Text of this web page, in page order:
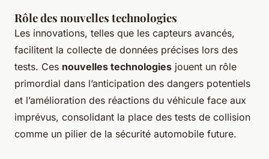
Rôle des nouvelles technologies
Les innovations, telles que les capteurs avancés,
facilitent la collecte de données précises lors des
tests. Ces nouvelles technologies jouent un rôle
primordial dans l’anticipation des dangers potentiels
et l’amélioration des réactions du véhicule face aux
imprévus, consolidant la place des tests de collision
comme un pilier de la sécurité automobile future.